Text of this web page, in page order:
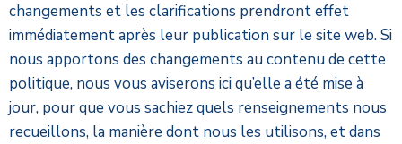
changements et les clarifications prendront effet
immédiatement après leur publication sur le site web. Si
nous apportons des changements au contenu de cette
politique, nous vous aviserons ici qu’elle a été mise à
jour, pour que vous sachiez quels renseignements nous
recueillons, la manière dont nous les utilisons, et dans